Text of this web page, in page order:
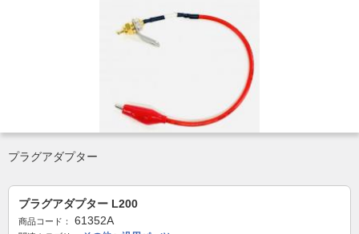
プラグアダプター
プラグアダプター L200
商品コード： 61352A